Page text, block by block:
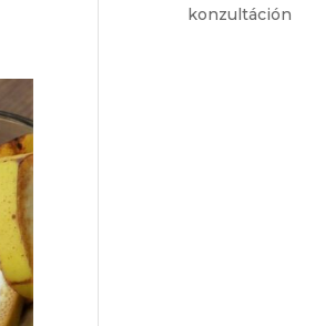
konzultáción